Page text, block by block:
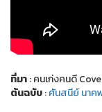
ที่มา: คนเก่งคนดี
ต้นฉบับ:ศันสนีย์ นาค